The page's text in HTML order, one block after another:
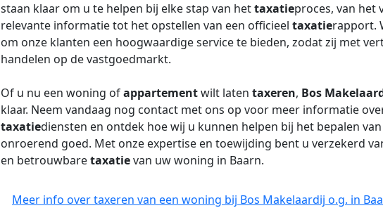
staan klaar om u te helpen bij elke stap van hettaxatieproces, van het
relevante informatie tot het opstellen van een officieel taxatierapport.
om onze klanten een hoogwaardige service te bieden, zodat zij met
handelen op de vastgoedmarkt.
Of u nu een woning ofappartementwilt laten taxeren, Bos
klaar. Neem vandaag nog contact met ons op voor meer informatie
taxatiediensten en ontdek hoe wij u kunnen helpen bij het bepalen
onroerend goed. Met onze expertise en toewijding bent u verzekerd
en betrouwbaretaxatievan uw woning in Baarn.
Meer info over taxeren van een woning bij Bos Makelaardij o.g. in